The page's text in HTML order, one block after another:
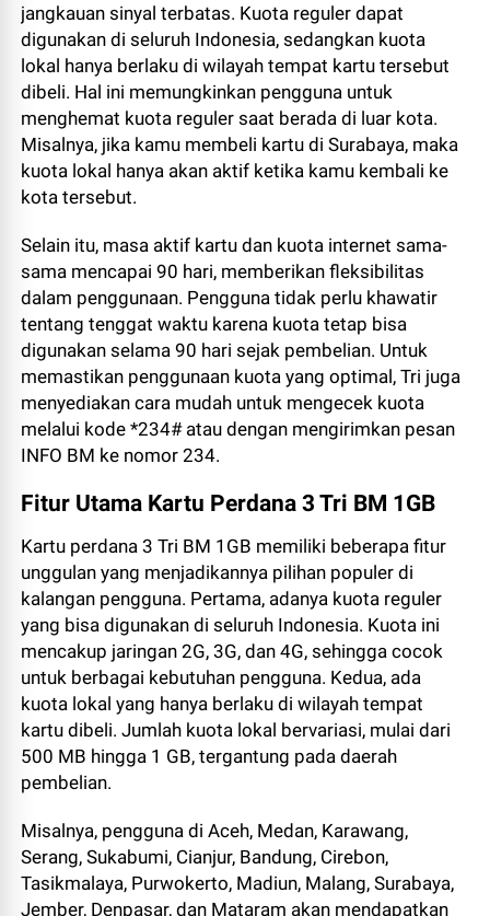
jangkauan sinyal terbatas. Kuota reguler dapat
digunakan di seluruh Indonesia, sedangkan kuota
lokal hanya berlaku di wilayah tempat kartu tersebut
dibeli. Hal ini memungkinkan pengguna untuk
menghemat kuota reguler saat berada di luar kota.
Misalnya, jika kamu membeli kartu di Surabaya, maka
kuota lokal hanya akan aktif ketika kamu kembali ke
kota tersebut.
Selain itu, masa aktif kartu dan kuota internet sama-
sama mencapai 90 hari, memberikan fleksibilitas
dalam penggunaan. Pengguna tidak perlu khawatir
tentang tenggat waktu karena kuota tetap bisa
digunakan selama 90 hari sejak pembelian. Untuk
memastikan penggunaan kuota yang optimal, Tri juga
menyediakan cara mudah untuk mengecek kuota
melalui kode *234# atau dengan mengirimkan pesan
INFO BM ke nomor 234.
Fitur Utama Kartu Perdana 3 Tri BM 1GB
Kartu perdana 3 Tri BM 1GB memiliki beberapa fitur
unggulan yang menjadikannya pilihan populer di
kalangan pengguna. Pertama, adanya kuota reguler
yang bisa digunakan di seluruh Indonesia. Kuota ini
mencakup jaringan 2G, 3G, dan 4G, sehingga cocok
untuk berbagai kebutuhan pengguna. Kedua, ada
kuota lokal yang hanya berlaku di wilayah tempat
kartu dibeli. Jumlah kuota lokal bervariasi, mulai dari
500 MB hingga 1 GB, tergantung pada daerah
pembelian.
Misalnya, pengguna di Aceh, Medan, Karawang,
Serang, Sukabumi, Cianjur, Bandung, Cirebon,
Tasikmalaya, Purwokerto, Madiun, Malang, Surabaya,
Jember, Denpasar, dan Mataram akan mendapatkan